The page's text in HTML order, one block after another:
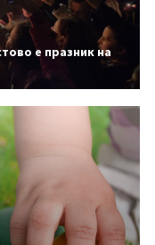
е празник на